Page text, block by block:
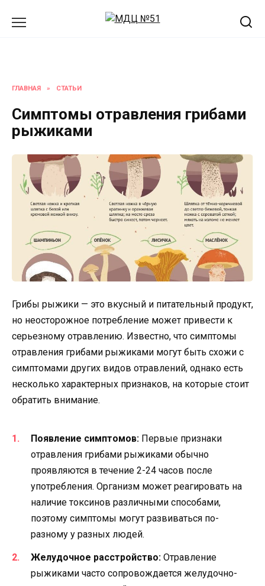
ГЛАВНАЯ » СТАТЬИ
Симптомы отравления грибами
рыжиками
Грибы рыжики — это вкусный и питательный продукт,
но неосторожное потребление может привести к
серьезному отравлению. Известно, что симптомы
отравления грибами рыжиками могут быть схожи с
симптомами других видов отравлений, однако есть
несколько характерных признаков, на которые стоит
обратить внимание.
Появление симптомов: Первые признаки
отравления грибами рыжиками обычно
проявляются в течение 2-24 часов после
употребления. Организм может реагировать на
наличие токсинов различными способами,
поэтому симптомы могут развиваться по-
разному у разных людей.
Желудочное расстройство: Отравление
рыжиками часто сопровождается желудочно-